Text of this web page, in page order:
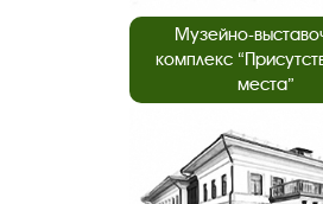
Музейно-
комплекс
места”